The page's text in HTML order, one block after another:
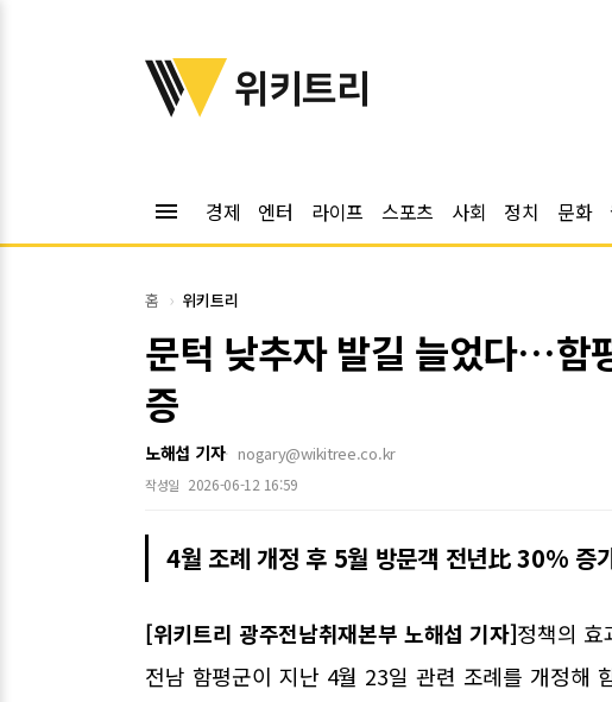
위키트리
위키트리
menu 경제 엔터 라이프 스포츠 사회 정치 문화
홈 위키트리
문턱 낮추자 발길 늘었다…함
증
노해섭 기자 nogary@wikitree.co.kr
작성일 2026-06-12 16:59
4월 조례 개정 후 5월 방문객 전년比 30% 증
[위키트리 광주전남취재본부 노해섭 기자]정책의 효
전남 함평군이 지난 4월 23일 관련 조례를 개정해